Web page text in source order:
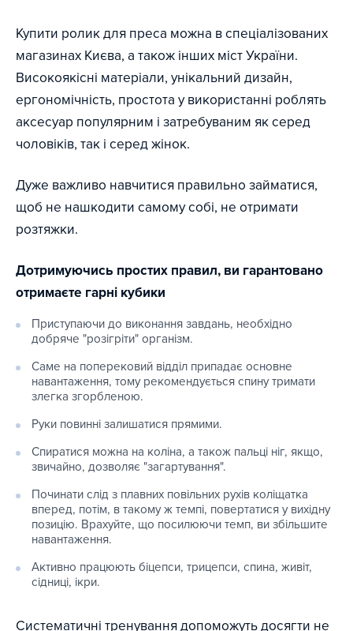
Купити ролик для преса можна в спеціалізованих
магазинах Києва, а також інших міст України.
Високоякісні матеріали, унікальний дизайн,
ергономічність, простота у використанні роблять
аксесуар популярним і затребуваним як серед
чоловіків, так і серед жінок.
Дуже важливо навчитися правильно займатися,
щоб не нашкодити самому собі, не отримати
розтяжки.
Дотримуючись простих правил, ви гарантовано
отримаєте гарні кубики
Приступаючи до виконання завдань, необхідно
добряче "розігріти" організм.
Саме на поперековий відділ припадає основне
навантаження, тому рекомендується спину тримати
злегка згорбленою.
Руки повинні залишатися прямими.
Спиратися можна на коліна, а також пальці ніг, якщо,
звичайно, дозволяє "загартування".
Починати слід з плавних повільних рухів коліщатка
вперед, потім, в такому ж темпі, повертатися у вихідну
позицію. Врахуйте, що посилюючи темп, ви збільшите
навантаження.
Активно працюють біцепси, трицепси, спина, живіт,
сідниці, ікри.
Систематичні тренування допоможуть досягти не